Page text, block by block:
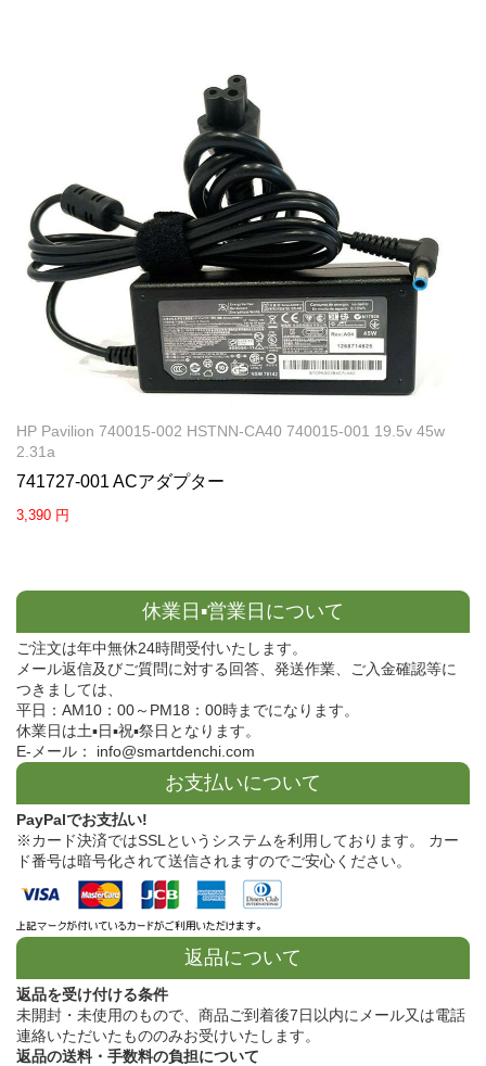
HP Pavilion 740015-002 HSTNN-CA40 740015-001 19.5v 45w
2.31a
741727-001 ACアダプター
3,390 円
休業日▪営業日について
ご注文は年中無休24時間受付いたします。
メール返信及びご質問に対する回答、発送作業、ご入金確認等に
つきましては、
平日：AM10：00～PM18：00時までになります。
休業日は土▪日▪祝▪祭日となります。
E-メール： info@smartdenchi.com
お支払いについて
PayPalでお支払い!
※カード決済ではSSLというシステムを利用しております。 カー
ド番号は暗号化されて送信されますのでご安心ください。
返品について
返品を受け付ける条件
未開封・未使用のもので、商品ご到着後7日以内にメール又は電話
連絡いただいたもののみお受けいたします。
返品の送料・手数料の負担について